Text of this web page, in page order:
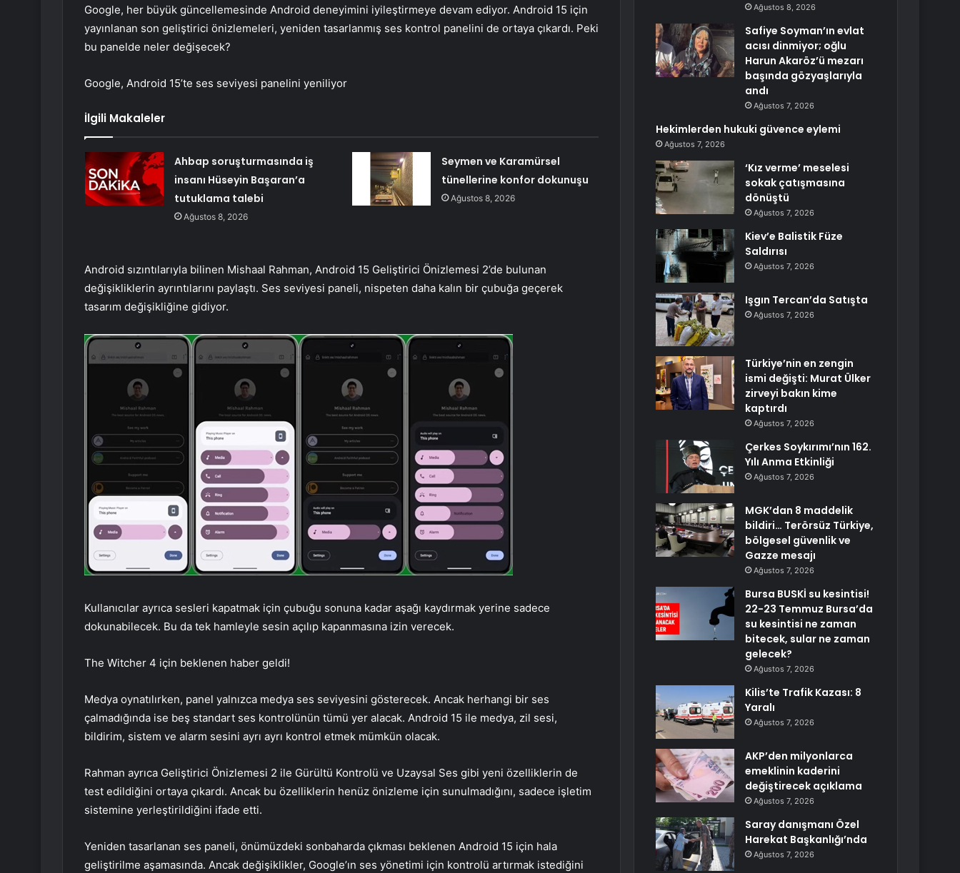
Google, her büyük güncellemesinde Android deneyimini iyileştirmeye devam ediyor. Android 15 için
yayınlanan son geliştirici önizlemeleri, yeniden tasarlanmış ses kontrol panelini de ortaya çıkardı. Peki
bu panelde neler değişecek?
Google, Android 15’te ses seviyesi panelini yeniliyor
İlgili Makaleler
Ahbap soruşturmasında iş
insanı Hüseyin Başaran’a
tutuklama talebi
Ağustos 8, 2026
Seymen ve Karamürsel
tünellerine konfor dokunuşu
Ağustos 8, 2026
Android sızıntılarıyla bilinen Mishaal Rahman, Android 15 Geliştirici Önizlemesi 2’de bulunan
değişikliklerin ayrıntılarını paylaştı. Ses seviyesi paneli, nispeten daha kalın bir çubuğa geçerek
tasarım değişikliğine gidiyor.
Kullanıcılar ayrıca sesleri kapatmak için çubuğu sonuna kadar aşağı kaydırmak yerine sadece
dokunabilecek. Bu da tek hamleyle sesin açılıp kapanmasına izin verecek.
The Witcher 4 için beklenen haber geldi!
Medya oynatılırken, panel yalnızca medya ses seviyesini gösterecek. Ancak herhangi bir ses
çalmadığında ise beş standart ses kontrolünün tümü yer alacak. Android 15 ile medya, zil sesi,
bildirim, sistem ve alarm sesini ayrı ayrı kontrol etmek mümkün olacak.
Rahman ayrıca Geliştirici Önizlemesi 2 ile Gürültü Kontrolü ve Uzaysal Ses gibi yeni özelliklerin de
test edildiğini ortaya çıkardı. Ancak bu özelliklerin henüz önizleme için sunulmadığını, sadece işletim
sistemine yerleştirildiğini ifade etti.
Yeniden tasarlanan ses paneli, önümüzdeki sonbaharda çıkması beklenen Android 15 için hala
geliştirilme aşamasında. Ancak değişiklikler, Google’ın ses yönetimi için kontrolü artırmak istediğini
Ağustos 8, 2026
Safiye Soyman’ın evlat
acısı dinmiyor; oğlu
Harun Akaröz’ü mezarı
başında gözyaşlarıyla
andı
Ağustos 7, 2026
Hekimlerden hukuki güvence eylemi
Ağustos 7, 2026
‘Kız verme’ meselesi
sokak çatışmasına
dönüştü
Ağustos 7, 2026
Kiev’e Balistik Füze
Saldırısı
Ağustos 7, 2026
Işgın Tercan’da Satışta
Ağustos 7, 2026
Türkiye’nin en zengin
ismi değişti: Murat Ülker
zirveyi bakın kime
kaptırdı
Ağustos 7, 2026
Çerkes Soykırımı’nın 162.
Yılı Anma Etkinliği
Ağustos 7, 2026
MGK’dan 8 maddelik
bildiri… Terörsüz Türkiye,
bölgesel güvenlik ve
Gazze mesajı
Ağustos 7, 2026
Bursa BUSKİ su kesintisi!
22-23 Temmuz Bursa’da
su kesintisi ne zaman
bitecek, sular ne zaman
gelecek?
Ağustos 7, 2026
Kilis’te Trafik Kazası: 8
Yaralı
Ağustos 7, 2026
AKP’den milyonlarca
emeklinin kaderini
değiştirecek açıklama
Ağustos 7, 2026
Saray danışmanı Özel
Harekat Başkanlığı’nda
Ağustos 7, 2026